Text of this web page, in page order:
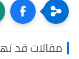
مقالات قد